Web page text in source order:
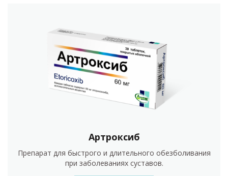
Артроксиб
Препарат для быстрого и длительного обезболивания
при заболеваниях суставов.